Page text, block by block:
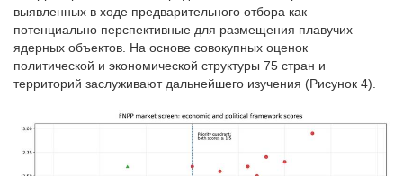
выявленных в ходе предварительного отбора как
потенциально перспективные для размещения плавучих
ядерных объектов. На основе совокупных оценок
политической и экономической структуры 75 стран и
территорий заслуживают дальнейшего изучения (Рисунок 4).